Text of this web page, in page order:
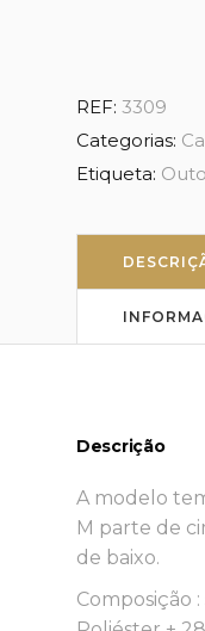
REF: 3309
Categorias:
Etiqueta:
Descrição
A modelo
M parte de
de baixo.
Composição :